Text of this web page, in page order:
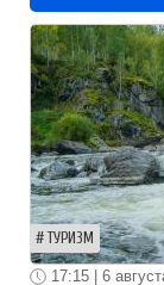
ТУРИЗМ
17:15 | 6